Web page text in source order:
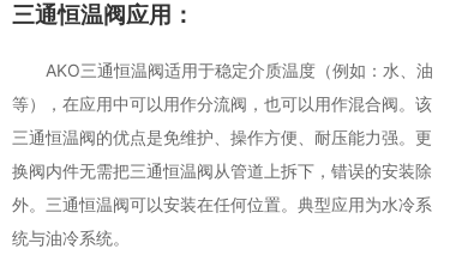
三通恒温阀应用：
AKO三通恒温阀适用于稳定介质温度（例如：水、油
等），在应用中可以用作分流阀，也可以用作混合阀。该
三通恒温阀的优点是免维护、操作方便、耐压能力强。更
换阀内件无需把三通恒温阀从管道上拆下，错误的安装除
外。三通恒温阀可以安装在任何位置。典型应用为水冷系
统与油冷系统。